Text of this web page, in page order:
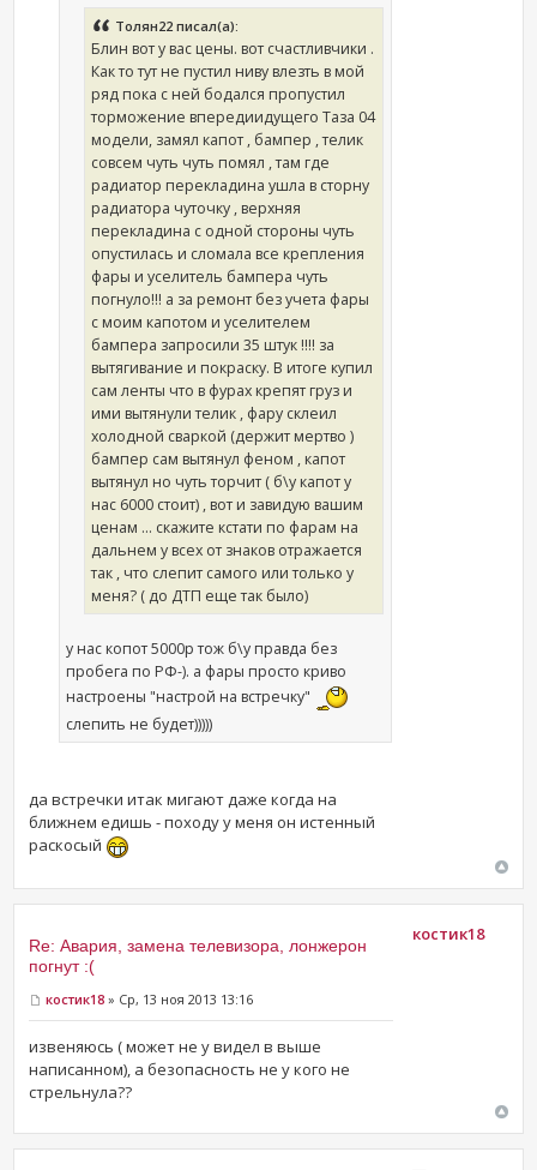
Толян22 писал(а):
Блин вот у вас цены. вот счастливчики .
Как то тут не пустил ниву влезть в мой
ряд пока с ней бодался пропустил
торможение впередиидущего Таза 04
модели, замял капот , бампер , телик
совсем чуть чуть помял , там где
радиатор перекладина ушла в сторну
радиатора чуточку , верхняя
перекладина с одной стороны чуть
опустилась и сломала все крепления
фары и уселитель бампера чуть
погнуло!!! а за ремонт без учета фары
с моим капотом и уселителем
бампера запросили 35 штук !!!! за
вытягивание и покраску. В итоге купил
сам ленты что в фурах крепят груз и
ими вытянули телик , фару склеил
холодной сваркой (держит мертво )
бампер сам вытянул феном , капот
вытянул но чуть торчит ( б\у капот у
нас 6000 стоит) , вот и завидую вашим
ценам ... скажите кстати по фарам на
дальнем у всех от знаков отражается
так , что слепит самого или только у
меня? ( до ДТП еще так было)
у нас копот 5000р тож б\у правда без
пробега по РФ-). а фары просто криво
настроены "настрой на встречку"
слепить не будет)))))
да встречки итак мигают даже когда на
ближнем едишь - походу у меня он истенный
раскосый
Re: Авария, замена телевизора, лонжерон
погнут :(
костик18 » Ср, 13 ноя 2013 13:16
извеняюсь ( может не у видел в выше
написанном), а безопасность не у кого не
стрельнула??
костик18